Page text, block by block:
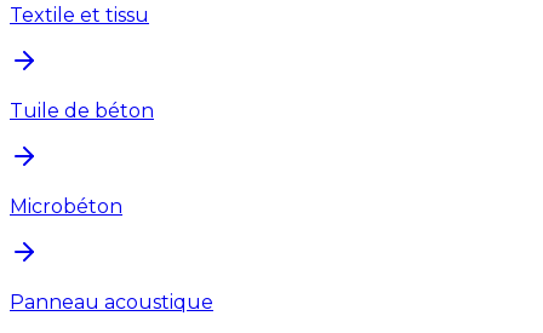
Textile et tissu
Tuile de béton
Microbéton
Panneau acoustique